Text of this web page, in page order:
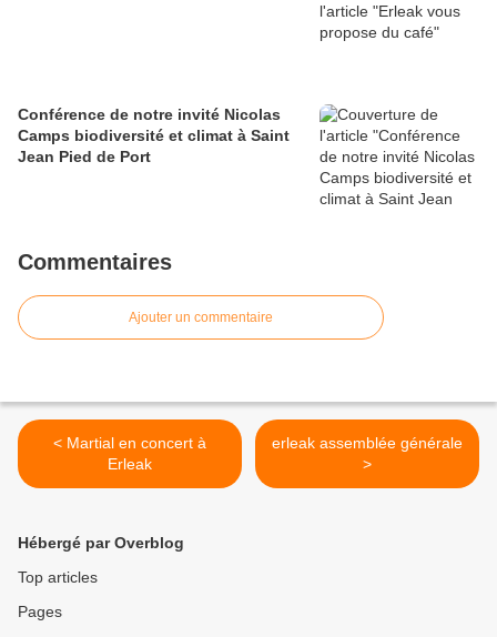
Conférence de notre invité Nicolas
Camps biodiversité et climat à Saint
Jean Pied de Port
Commentaires
Ajouter un commentaire
< Martial en concert à
Erleak
erleak assemblée générale
>
Hébergé par Overblog
Top articles
Pages